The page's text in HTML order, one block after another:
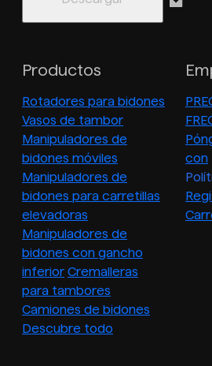
Productos
Rotadores para bidones
Vasos de tambor
Manipuladores de
bidones móviles
Manipuladores de
bidones para carretillas
elevadoras
Manipuladores de
bidones con gancho
inferior Cremalleras
para tambores
Camiones de bidones
Descubre todo
con